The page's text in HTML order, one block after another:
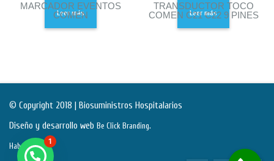
MARCADOR EVENTOS
COMEN
Leer más
TRANSDUCTOR TOCO
COMEN C21 C22 9 PINES
Leer más
© Copyright 2018 | Biosuministros Hospitalarios
Diseño y desarrollo web Be Click Branding.
Habeas Data
1